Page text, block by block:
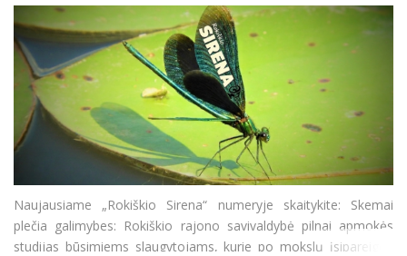
Naujausiame „Rokiškio Sirena“ numeryje skaitykite: Skemai
plečia galimybes: Rokiškio rajono savivaldybė pilnai apmokės
studijas būsimiems slaugytojams, kurie po mokslų įsipareigos